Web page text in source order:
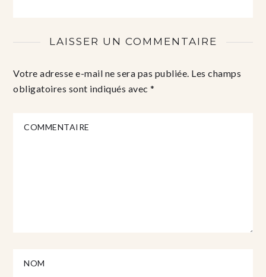
LAISSER UN COMMENTAIRE
Votre adresse e-mail ne sera pas publiée. Les champs
obligatoires sont indiqués avec*